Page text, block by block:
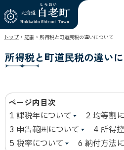
北海道 白老町
Hokkaido Shiraoi
Town
トップ › 記事 › 所得税と町道民税の違いについて
所得税と町道民税の違い
ページ内目次
1 課税年について
2 均等割
3 申告範囲について
4 所得
5 税率について
6 納付方法